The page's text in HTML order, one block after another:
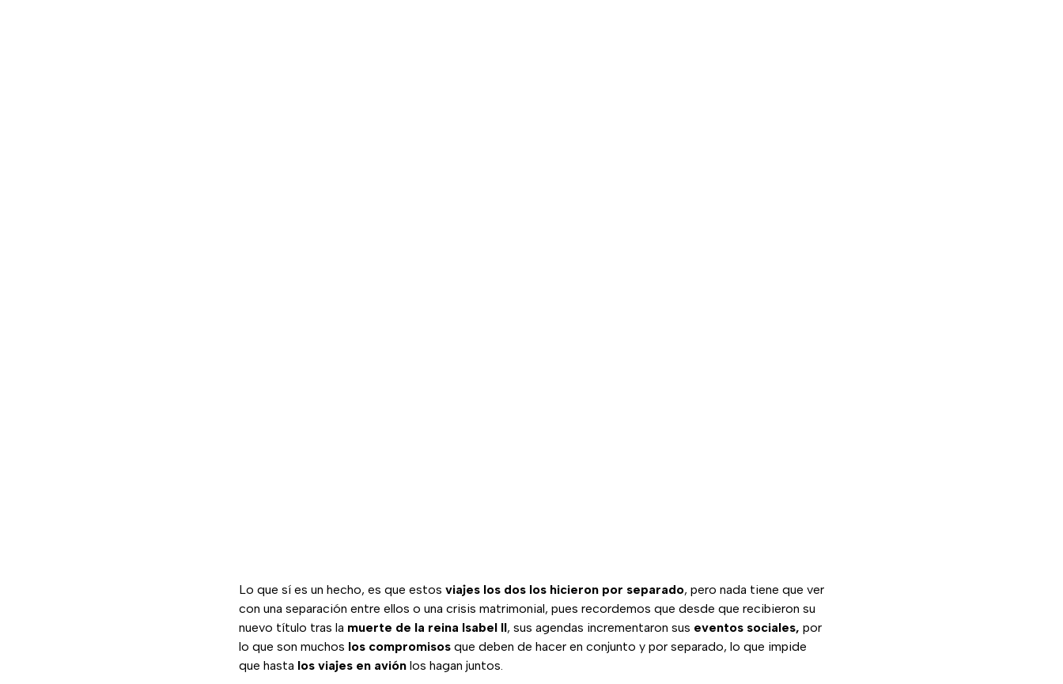
Lo que sí es un hecho, es que estos viajes los dos los hicieron por separado, pero nada tiene que ver
con una separación entre ellos o una crisis matrimonial, pues recordemos que desde que recibieron su
nuevo título tras la muerte de la reina Isabel II, sus agendas incrementaron sus eventos sociales, por
lo que son muchos los compromisos que deben de hacer en conjunto y por separado, lo que impide
que hasta los viajes en avión los hagan juntos.